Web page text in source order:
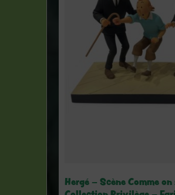
Hergé – Scène Comme